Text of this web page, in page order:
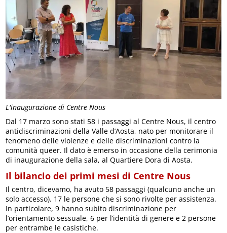
L'inaugurazione di Centre Nous
Dal 17 marzo sono stati 58 i passaggi al Centre Nous, il centro
antidiscriminazioni della Valle d’Aosta, nato per monitorare il
fenomeno delle violenze e delle discriminazioni contro la
comunità queer. Il dato è emerso in occasione della cerimonia
di inaugurazione della sala, al Quartiere Dora di Aosta.
Il bilancio dei primi mesi di Centre Nous
Il centro, dicevamo, ha avuto 58 passaggi (qualcuno anche un
solo accesso). 17 le persone che si sono rivolte per assistenza.
In particolare, 9 hanno subito discriminazione per
l’orientamento sessuale, 6 per l’identità di genere e 2 persone
per entrambe le casistiche.